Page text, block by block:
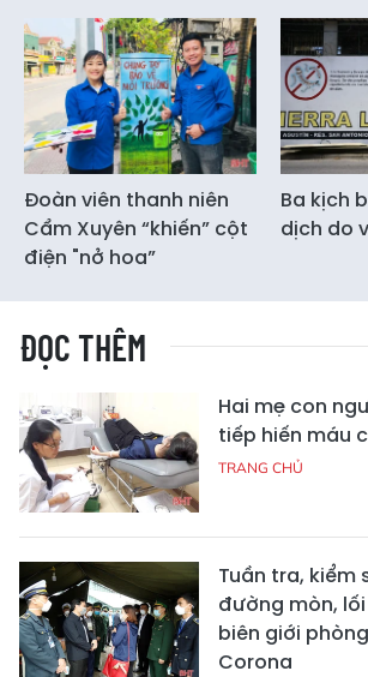
Đoàn viên thanh niên
Cẩm Xuyên “khiến” cột
điện "nở hoa”
Ba kịch
dịch do
ĐỌC THÊM
Hai mẹ con
tiếp hiến máu
TRANG CHỦ
Tuần tra,
đường mòn,
biên giới
Corona